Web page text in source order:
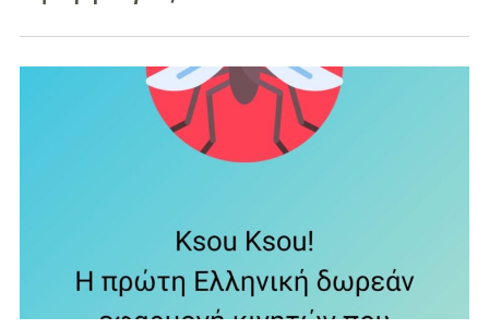
Διασκέδαση
Διάσημες
Βαπτίσεις